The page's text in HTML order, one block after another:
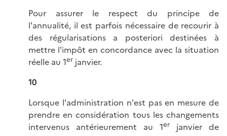
Pour assurer le respect du principe de
l'annualité, il est parfois nécessaire de recourir à
des régularisations a posteriori destinées à
mettre l'impôt en concordance avec la situation
réelle au 1er janvier.
10
Lorsque l'administration n'est pas en mesure de
prendre en considération tous les changements
intervenus antérieurement au 1er janvier de